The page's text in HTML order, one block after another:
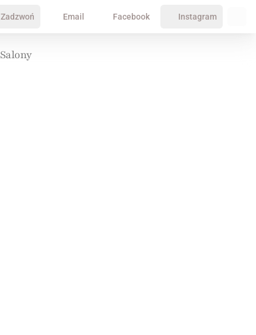
Zadzwoń Email Facebook Instagram
Salony